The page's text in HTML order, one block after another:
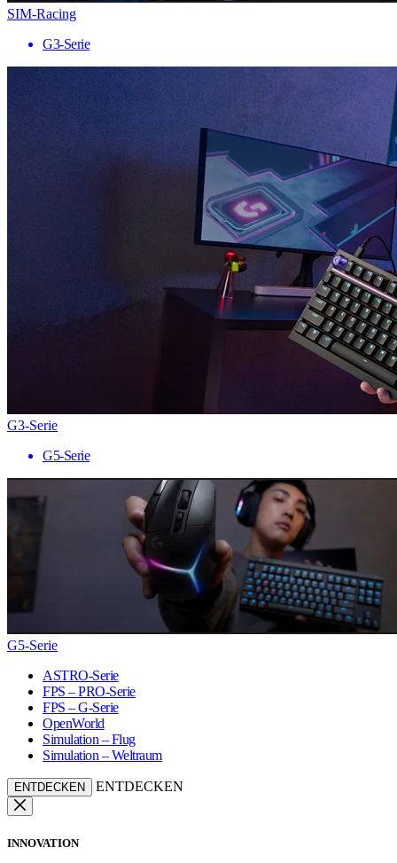
SIM-Racing
G3-Serie
G3-Serie
G5-Serie
G5-Serie
ASTRO-Serie
FPS – PRO-Serie
FPS – G-Serie
OpenWorld
Simulation – Flug
Simulation – Weltraum
ENTDECKEN ENTDECKEN
INNOVATION